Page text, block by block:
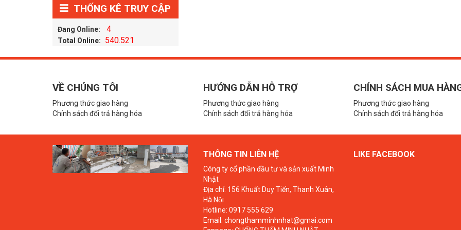
THỐNG KÊ TRUY CẬP
Đang Online: 4
Total Online: 540.521
VỀ CHÚNG TÔI
Phương thức giao hàng
Chính sách đổi trả hàng hóa
HƯỚNG DẪN HỖ TRỢ
Phương thức giao hàng
Chính sách đổi trả hàng hóa
CHÍNH SÁCH MUA
Phương thức giao hàng
Chính sách đổi trả hàng hóa
THÔNG TIN LIÊN HỆ
Công ty cổ phần đầu tư và sản xuất Minh
Nhật
Địa chỉ: 156 Khuất Duy Tiến, Thanh Xuân,
Hà Nội
Hotline: 0917 555 629
Email: chongthamminhnhat@gmai.com
LIKE FACEBOOK